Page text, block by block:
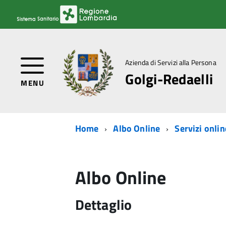
MENU
Azienda di Servizi alla Persona
Golgi-Redaelli
Home Albo Online Servizi
Albo Online
Dettaglio